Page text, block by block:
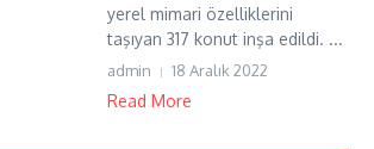
yerel mimari özelliklerini
taşıyan 317 konut inşa edildi. ...
admin 18 Aralık 2022
Read More